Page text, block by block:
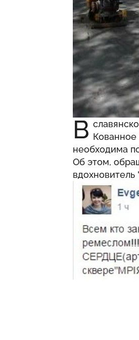
В Кованное
необходима
Об этом,